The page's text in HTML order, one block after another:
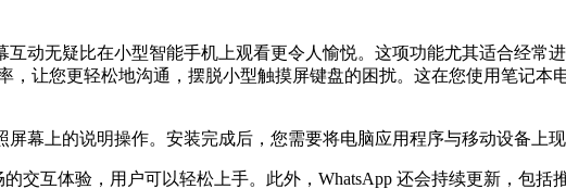
动无疑比在小型智能手机上观看更令人愉悦。这项功能尤其适合经常
让您更轻松地沟通，摆脱小型触摸屏键盘的困扰。这在您使用笔记本
幕上的说明操作。安装完成后，您需要将电脑应用程序与移动设备上现
交互体验，用户可以轻松上手。此外，WhatsApp 还会持续更新，包括